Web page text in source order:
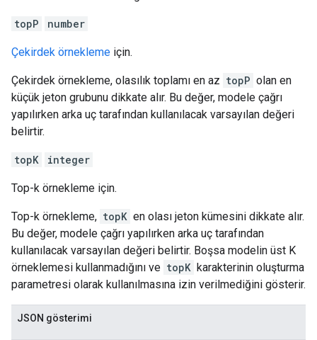
topP number
Çekirdek örnekleme için.
Çekirdek örnekleme, olasılık toplamı en az topP olan en
küçük jeton grubunu dikkate alır. Bu değer, modele çağrı
yapılırken arka uç tarafından kullanılacak varsayılan değeri
belirtir.
topK integer
Top-k örnekleme için.
Top-k örnekleme, topK en olası jeton kümesini dikkate alır.
Bu değer, modele çağrı yapılırken arka uç tarafından
kullanılacak varsayılan değeri belirtir. Boşsa modelin üst K
örneklemesi kullanmadığını ve topK karakterinin oluşturma
parametresi olarak kullanılmasına izin verilmediğini gösterir.
JSON gösterimi